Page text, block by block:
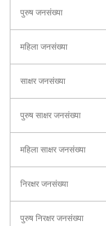
पुरुष जनसंख्या
महिला जनसंख्या
साक्षर जनसंख्या
पुरुष साक्षर जनसंख्या
महिला साक्षर जनसंख्या
निरक्षर जनसंख्या
पुरुष निरक्षर जनसंख्या